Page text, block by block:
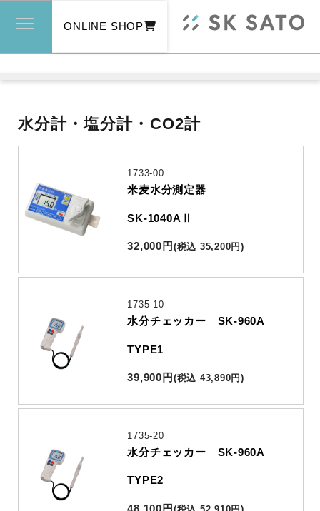
ONLINE SHOP
水分計・塩分計・CO2計
1733-00
米麦水分測定器
SK-1040AⅡ
32,000 円 (税込 35,200円)
1735-10
水分チェッカー SK-960A
TYPE1
39,900 円 (税込 43,890円)
1735-20
水分チェッカー SK-960A
TYPE2
48,100 円